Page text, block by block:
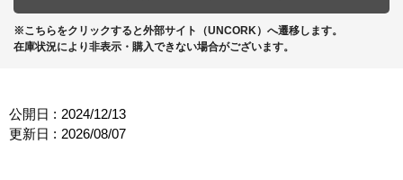
※こちらをクリックすると外部サイト（UNCORK）へ遷移します。
在庫状況により非表示・購入できない場合がございます。
公開日 : 2024/12/13
更新日 : 2026/08/07